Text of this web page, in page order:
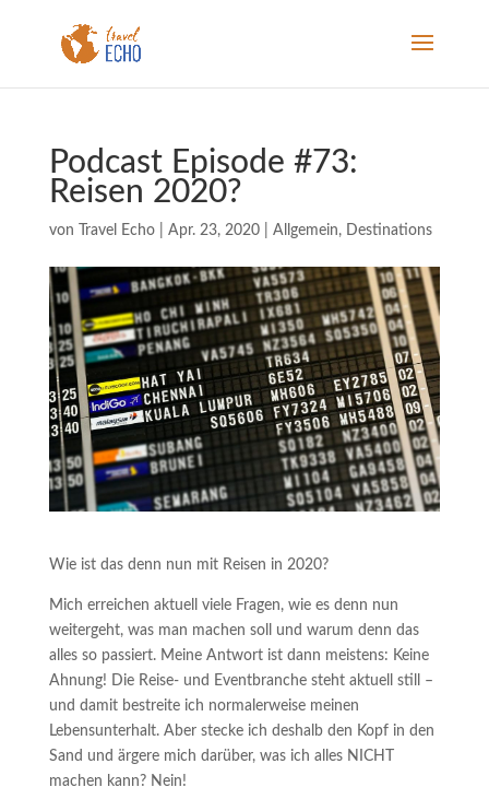
Podcast Episode #73:
Reisen 2020?
von Travel Echo| Apr. 23, 2020| Allgemein, Destinations
Wie ist das denn nun mit Reisen in 2020?
Mich erreichen aktuell viele Fragen, wie es denn nun
weitergeht, was man machen soll und warum denn das
alles so passiert. Meine Antwort ist dann meistens: Keine
Ahnung! Die Reise- und Eventbranche steht aktuell still –
und damit bestreite ich normalerweise meinen
Lebensunterhalt. Aber stecke ich deshalb den Kopf in den
Sand und ärgere mich darüber, was ich alles NICHT
machen kann? Nein!